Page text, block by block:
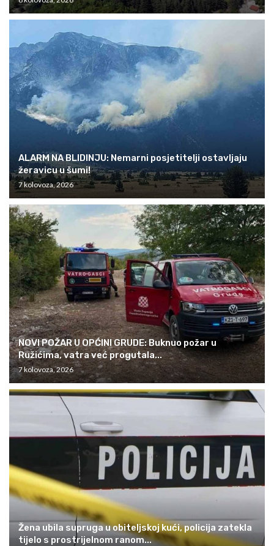
ALARM NA BLIDINJU: Nemarni posjetitelji ostavljaju
žeravicu u šumi!
7 kolovoza, 2026
NOVI POŽAR U OPĆINI GRUDE: Buknuo požar u
Ružićima, vatra već progutala...
7 kolovoza, 2026
Žena ubila supruga u obiteljskoj kući, policija zatekla
tijelo s prostrijelnom ranom...